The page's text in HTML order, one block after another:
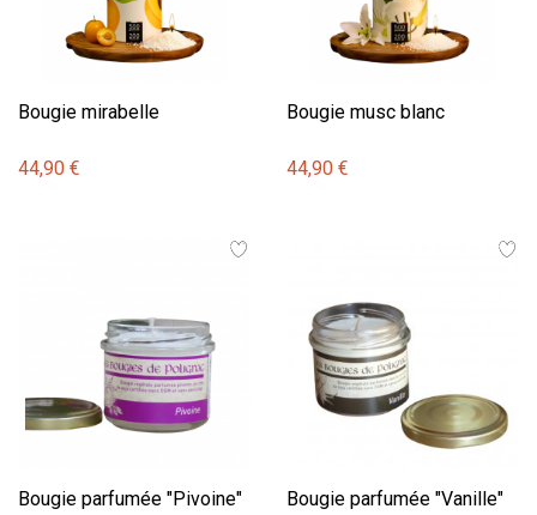
Bougie mirabelle
44,90 €
Bougie musc blanc
44,90 €
Bougie parfumée "Pivoine" Bougie parfumée "Vanille"